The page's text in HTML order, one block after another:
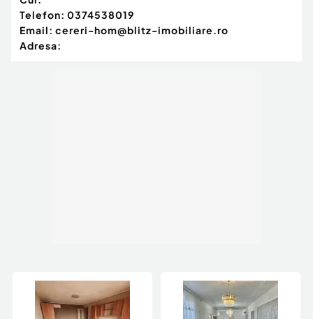
Telefon: 0374538019
Email: cereri-hom@blitz-imobiliare.ro
Adresa: